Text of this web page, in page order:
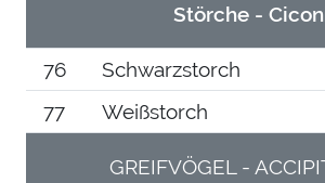
Störche -
76 Schwarzstorch
77
Weißstorch
GREIFVÖGEL -